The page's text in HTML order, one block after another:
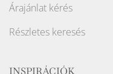
Árajánlat kérés
Részletes keresés
INSPIRÁCIÓK